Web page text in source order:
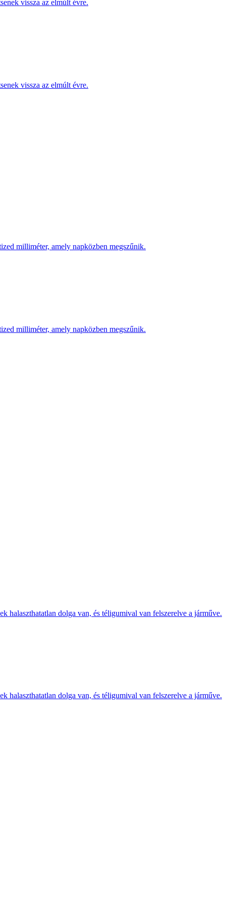
vissza az elmúlt évre.
vissza az elmúlt évre.
milliméter, amely napközben megszűnik.
milliméter, amely napközben megszűnik.
dolga van, és téligumival van felszerelve a járműve.
dolga van, és téligumival van felszerelve a járműve.